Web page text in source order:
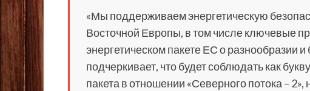
«Мы поддерживаем энергетическую
Восточной Европы, в том числе ключевые
энергетическом пакете ЕС о разнообразии
подчеркивает, что будет соблюдать как
пакета в отношении «Северного потока –